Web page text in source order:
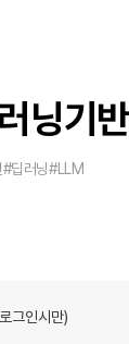
닝기
#딥러닝#LLM
그인시만)